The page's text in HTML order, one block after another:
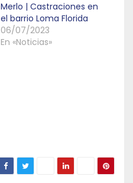
Merlo | Castraciones en
el barrio Loma Florida
06/07/2023
En «Noticias»